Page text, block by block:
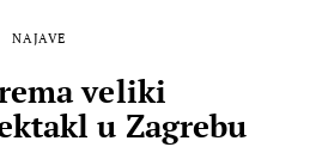
NAJAVE
veliki
u Zagrebu